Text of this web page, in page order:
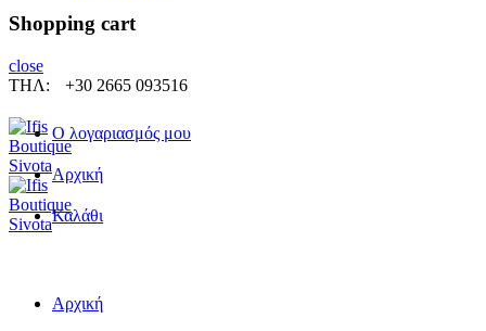
Shopping cart
close
ΤΗΛ:
+30 2665 093516
Ο λογαριασμός μου
Αρχική
Καλάθι
Αρχική